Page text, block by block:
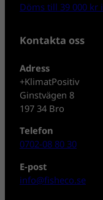
Döms till 39 000
Kontakta oss
Adress
+KlimatPositiv
Ginstvägen 8
197 34 Bro
Telefon
0702-08 80 30
E-post
info@fisheco.se